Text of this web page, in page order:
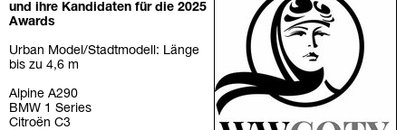
und ihre Kandidaten für die 2025
Awards
Urban Model/Stadtmodell: Länge
bis zu 4,6 m
Alpine A290
BMW 1 Series
Citroën C3